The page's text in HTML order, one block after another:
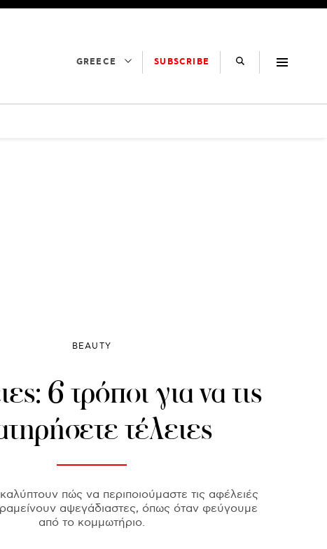
GREECE SUBSCRIBE
BEAUTY
6 τρόποι για να τις
τέλειες
πώς να περιποιούμαστε τις αφέλειές
αψεγάδιαστες, όπως όταν φεύγουμε
από το κομμωτήριο.